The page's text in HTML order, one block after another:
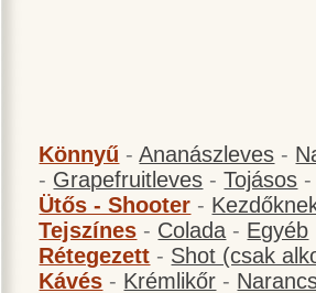
Könnyű -Ananászleves -
- Grapefruitleves -Tojásos
Ütős - Shooter -
Tejszínes - Colada - Egyéb
Rétegezett - Shot (csak
Kávés - Krémlikőr -